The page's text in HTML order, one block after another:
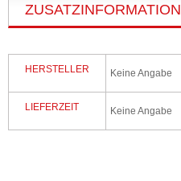
ZUSATZINFORMATION
HERSTELLER Keine Angabe
LIEFERZEIT Keine Angabe